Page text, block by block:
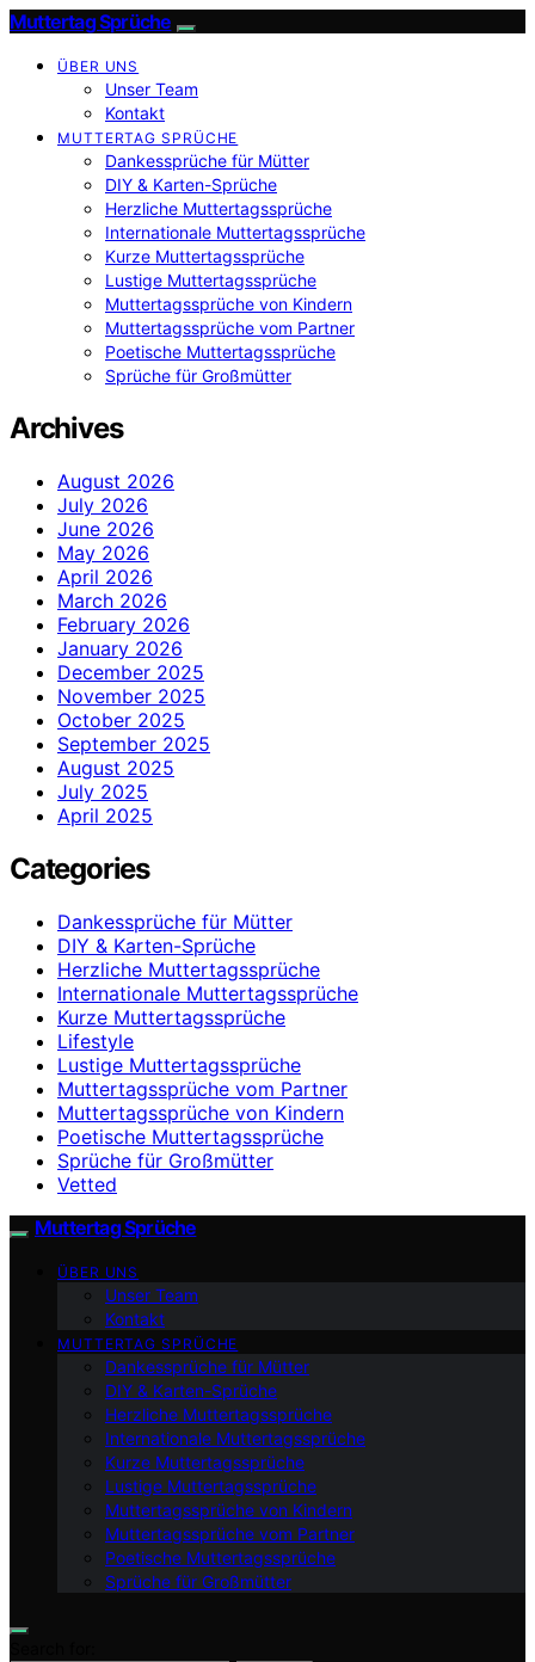
Muttertag Sprüche
ÜBER UNS
Unser Team
Kontakt
MUTTERTAG SPRÜCHE
Dankessprüche für Mütter
DIY & Karten-Sprüche
Herzliche Muttertagssprüche
Internationale Muttertagssprüche
Kurze Muttertagssprüche
Lustige Muttertagssprüche
Muttertagssprüche von Kindern
Muttertagssprüche vom Partner
Poetische Muttertagssprüche
Sprüche für Großmütter
Archives
August 2026
July 2026
June 2026
May 2026
April 2026
March 2026
February 2026
January 2026
December 2025
November 2025
October 2025
September 2025
August 2025
July 2025
April 2025
Categories
Dankessprüche für Mütter
DIY & Karten-Sprüche
Herzliche Muttertagssprüche
Internationale Muttertagssprüche
Kurze Muttertagssprüche
Lifestyle
Lustige Muttertagssprüche
Muttertagssprüche vom Partner
Muttertagssprüche von Kindern
Poetische Muttertagssprüche
Sprüche für Großmütter
Vetted
Muttertag Sprüche
ÜBER UNS
Unser Team
Kontakt
MUTTERTAG SPRÜCHE
Dankessprüche für Mütter
DIY & Karten-Sprüche
Herzliche Muttertagssprüche
Internationale Muttertagssprüche
Kurze Muttertagssprüche
Lustige Muttertagssprüche
Muttertagssprüche von Kindern
Muttertagssprüche vom Partner
Poetische Muttertagssprüche
Sprüche für Großmütter